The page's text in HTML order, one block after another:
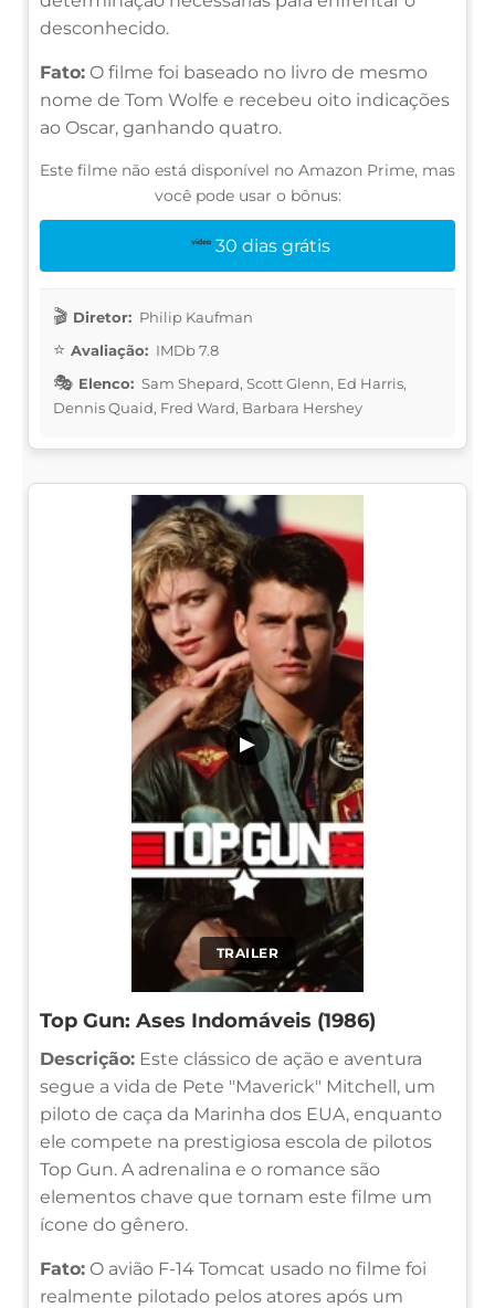
desconhecido.
Fato: O filme foi baseado no livro de mesmo
nome de Tom Wolfe e recebeu oito indicações
ao Oscar, ganhando quatro.
Este filme não está disponível no Amazon Prime, mas
você pode usar o bônus:
30 dias grátis
Diretor: Philip Kaufman
Avaliação: IMDb 7.8
Elenco: Sam Shepard, Scott Glenn, Ed Harris,
Dennis Quaid, Fred Ward, Barbara Hershey
TRAILER
▶
Top Gun: Ases Indomáveis (1986)
Descrição: Este clássico de ação e aventura
segue a vida de Pete "Maverick" Mitchell, um
piloto de caça da Marinha dos EUA, enquanto
ele compete na prestigiosa escola de pilotos
Top Gun. A adrenalina e o romance são
elementos chave que tornam este filme um
ícone do gênero.
Fato: O avião F-14 Tomcat usado no filme foi
realmente pilotado pelos atores após um